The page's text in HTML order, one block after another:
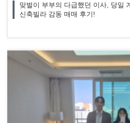
맞벌이 부부의 다급했던 이사, 당일
신축빌라 감동 매매 후기!